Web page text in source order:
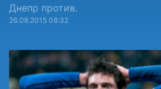
Днепр против.
26.08.2015 08:32